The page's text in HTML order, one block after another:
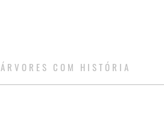
ÁRVORES COM HISTÓRIA